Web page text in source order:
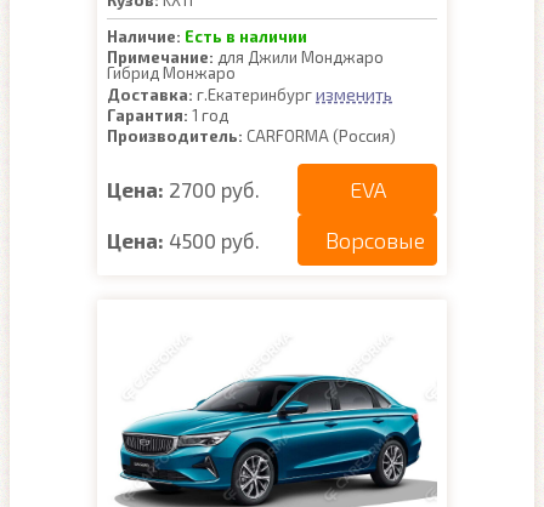
Наличие: Есть в наличии
Примечание: для Джили Монджаро
Гибрид Монжаро
Доставка: г.Екатеринбургизменить
Гарантия: 1 год
Производитель: CARFORMA (Россия)
Цена: 2700 руб. EVA
Цена: 4500 руб. Ворсовые